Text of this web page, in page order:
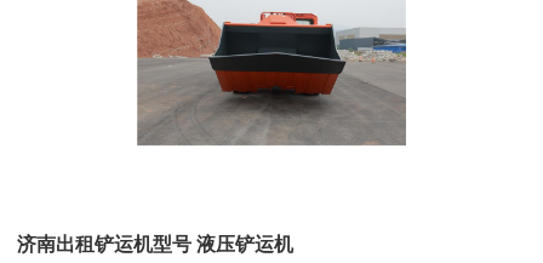
济南出租铲运机型号 液压铲运机